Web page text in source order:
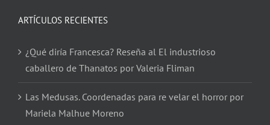
ARTÍCULOS RECIENTES
¿Qué diría Francesca? Reseña al El industrioso
caballero de Thanatos por Valeria Fliman
Las Medusas. Coordenadas para re velar el horror por
Mariela Malhue Moreno